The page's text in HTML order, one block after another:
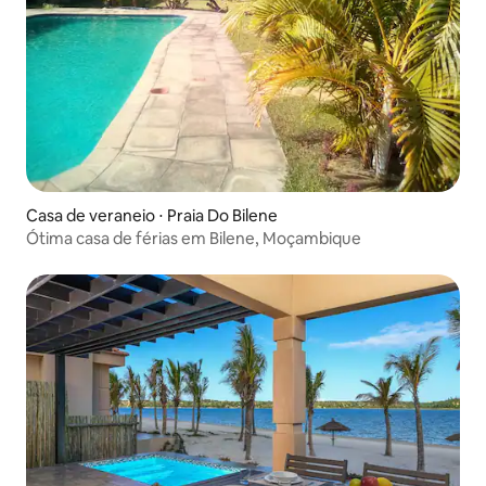
Casa de veraneio ⋅ Praia Do Bilene
Ótima casa de férias em Bilene, Moçambique